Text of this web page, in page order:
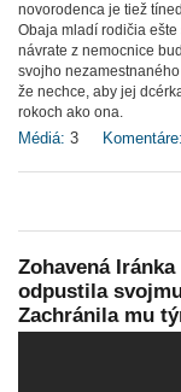
novorodenca je tiež
Obaja mladí rodičia
návrate z nemocnice
svojho
že nechce, aby jej
rokoch ako ona.
Médiá: 3 Komentáre:
Zohavená
odpustila
Zachránila mu